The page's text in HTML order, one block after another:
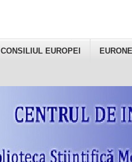
CONSILIUL EUROPEI